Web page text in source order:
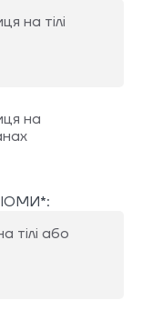
на тілі
на
тілі або